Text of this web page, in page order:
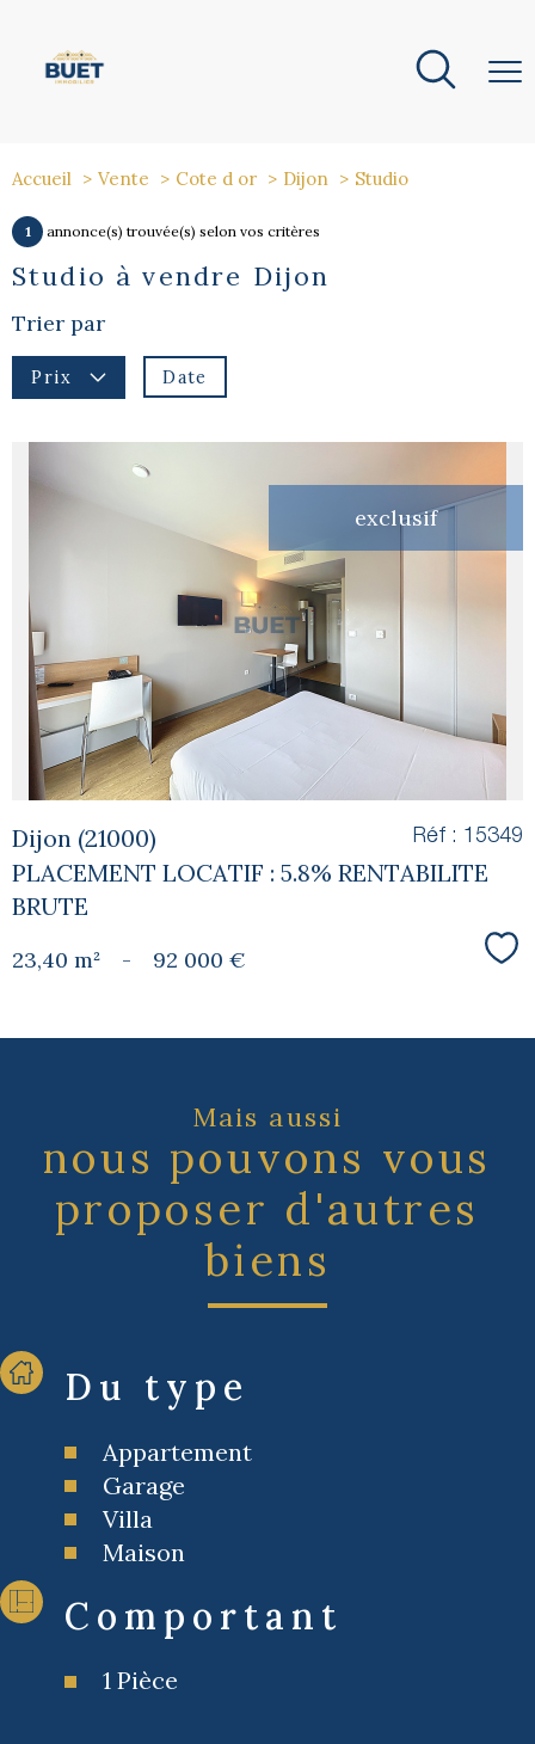
Accueil Vente Cote d or Dijon Studio
1 annonce(s) trouvée(s) selon vos critères
Studio à vendre Dijon
Trier par
Prix Date
exclusif
voir le
bien
Dijon (21000)
PLACEMENT LOCATIF : 5.8% RENTABILITE
BRUTE
Réf : 15349
23,40 m² - 92 000 €
Mais aussi
nous pouvons vous
proposer d'autres
biens
Du type
Appartement
Garage
Villa
Maison
Comportant
1 Pièce